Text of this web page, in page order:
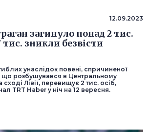
12.09.2023
загинуло понад 2 тис.
тис. зникли безвісти
унаслідок повені, спричиненої
що розбушувався в Центральному
Лівії, перевищує 2 тис. осіб,
TRT Haber у ніч на 12 вересня.